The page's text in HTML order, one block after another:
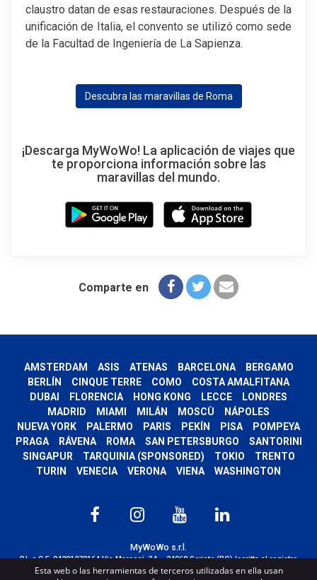
claustro datan de esas restauraciones. Después de la
unificación de Italia, el convento se utilizó como sede
de la Facultad de Ingeniería de La Sapienza.
Descubra las maravillas de Roma
¡Descarga MyWoWo! La aplicación de viajes que
te proporciona información sobre las
maravillas del mundo.
Comparte en
AMSTERDAM ASIS ATENAS BARCELONA
BERGAMO
BERLÍN
CINQUE TERRE COMO
COSTA AMALFITANA
DUBAI
FLORENCIA HONG KONG LECCE
LONDRES
MADRID
MIAMI MILÁN MOSCÙ
NÁPOLES
NUEVA YORK
PALERMO PARIS PEKÍN PISA
POMPEYA
PRAGA
RÁVENA ROMA SAN PETERSBURGO
SANTORINI
SINGAPUR
TARQUINIA (SPONSORED) TOKIO
TRENTO
TURIN
VENECIA VERONA VIENA WASHINGTON
MyWoWo s.r.l.
P.I. e C.F. 04201270164 Via Marconi, 34 – 24068 Seriate (BG) Iscritta al registro
delle imprese di Bergamo con n° iscrizione 443941 – Cap.Soc. € 100.000,00 i.v.
Esta web o las herramientas de terceros utilizadas en ella usan